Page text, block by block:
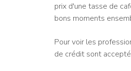
prix d'une tasse de
bons moments
Pour voir les
de crédit sont